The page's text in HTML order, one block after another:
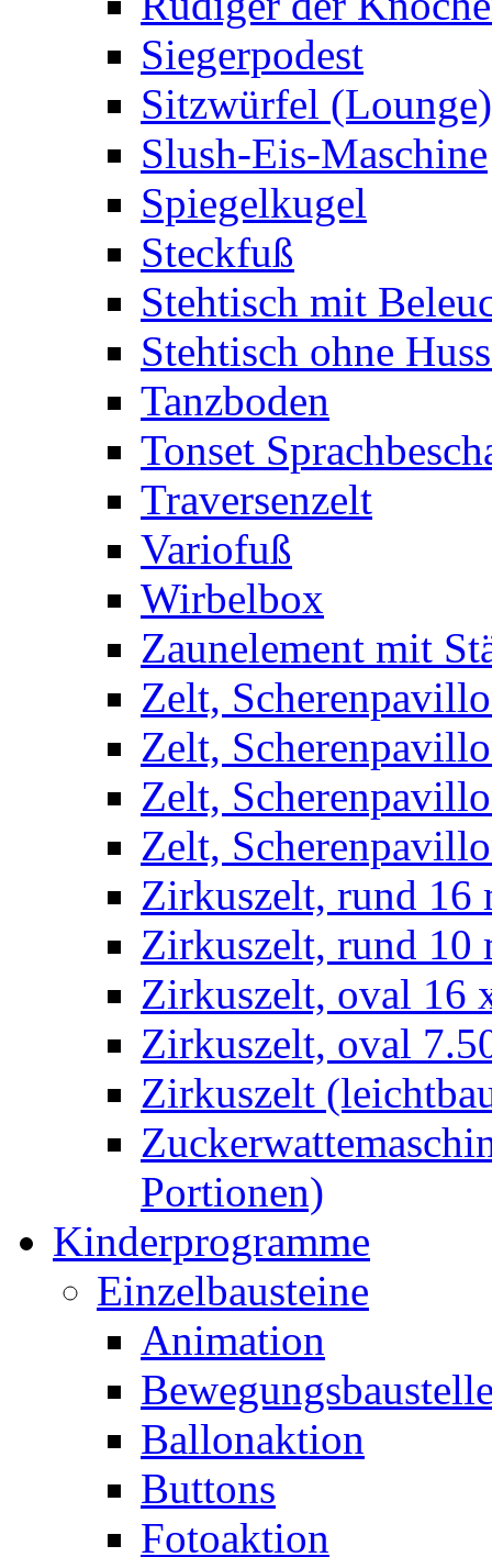
Siegerpodest
Sitzwürfel (Lounge)
Slush-Eis-Maschine
Spiegelkugel
Steckfuß
Stehtisch mit
Stehtisch ohne
Tanzboden
Tonset
Traversenzelt
Variofuß
Wirbelbox
Zaunelement mit
Zelt,
Zelt,
Zelt,
Zelt,
Zirkuszelt, rund 16
Zirkuszelt, rund 10
Zirkuszelt, oval 16
Zirkuszelt, oval
Zirkuszelt
Portionen)
Kinderprogramme
Einzelbausteine
Animation
Ballonaktion
Buttons
Fotoaktion